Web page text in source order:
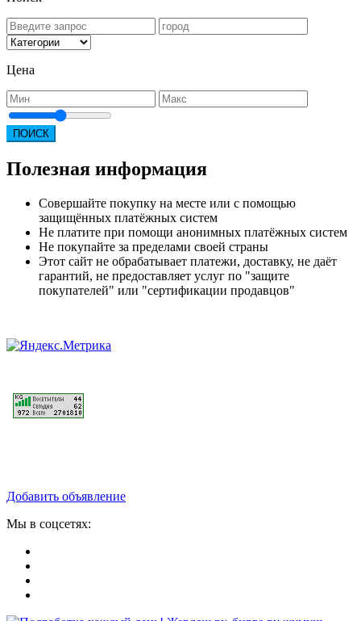
Цена
ПОИСК
Полезная информация
Совершайте покупку на месте или с помощью
защищённых платёжных систем
Не платите при помощи анонимных платёжных систем
Не покупайте за пределами своей страны
Этот сайт не обрабатывает платежи, доставку, не даёт
гарантий, не предоставляет услуг по "защите
покупателей" или "сертификации продавцов"
Добавить объявление
Мы в соцсетях: